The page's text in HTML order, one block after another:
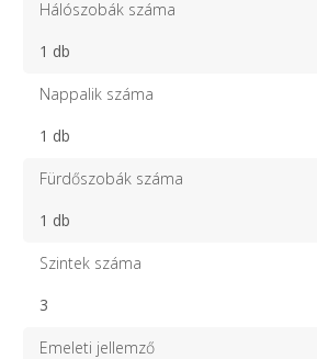
Hálószobák száma
1 db
Nappalik száma
1 db
Fürdőszobák száma
1 db
Szintek száma
3
Emeleti jellemző